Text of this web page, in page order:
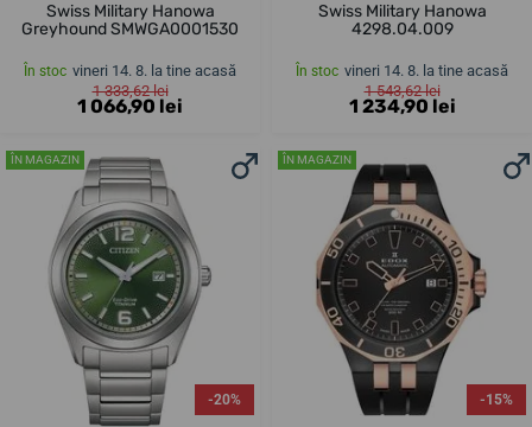
Swiss Military Hanowa
Greyhound SMWGA0001530
În stoc vineri 14. 8. la tine acasă
1 333,62 lei
1 066,90 lei
Swiss Military Hanowa
4298.04.009
În stoc vineri 14. 8. la tine acasă
1 543,62 lei
1 234,90 lei
ÎN MAGAZIN
-20%
ÎN MAGAZIN
-15%